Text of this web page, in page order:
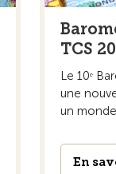
TCS
Le 10ᵉ
une
un
En